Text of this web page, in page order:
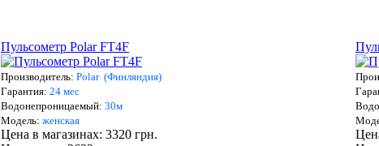
Пульсометр Polar FT4F
Производитель: Polar (Финляндия)
Гарантия: 24 мес
Водонепроницаемый: 30м
Модель: женская
Цена в магазинах: 3320 грн.
Мо